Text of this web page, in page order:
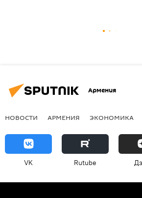
Армения
НОВОСТИ АРМЕНИЯ ЭКОНОМИКА
VK Rutube